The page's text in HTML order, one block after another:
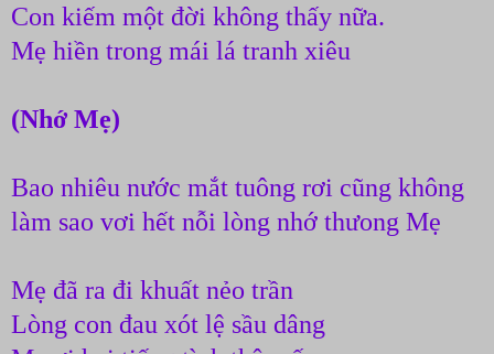
Con kiếm một đời không thấy nữa.
Mẹ hiền trong mái lá tranh xiêu
(Nhớ Mẹ)
Bao nhiêu nước mắt tuông rơi cũng không
làm sao vơi hết nỗi lòng nhớ thưong Mẹ
Mẹ đã ra đi khuất nẻo trần
Lòng con đau xót lệ sầu dâng